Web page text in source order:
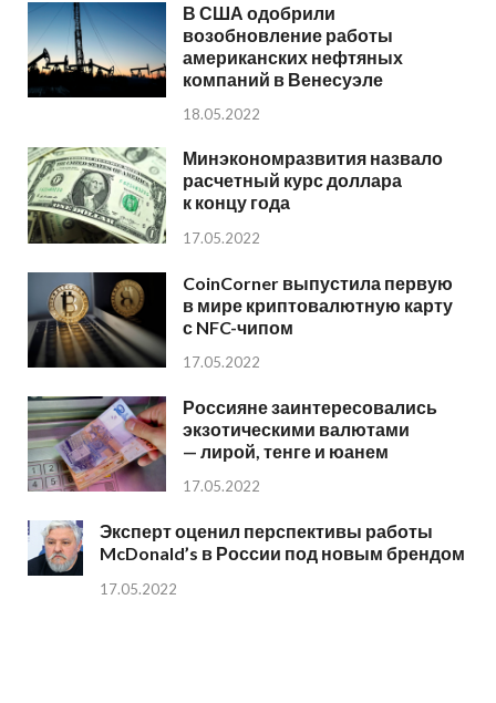
В США одобрили
возобновление работы
американских нефтяных
компаний в Венесуэле
18.05.2022
Минэкономразвития назвало
расчетный курс доллара
к концу года
17.05.2022
CoinCorner выпустила первую
в мире криптовалютную карту
с NFC-чипом
17.05.2022
Россияне заинтересовались
экзотическими валютами
— лирой, тенге и юанем
17.05.2022
Эксперт оценил перспективы работы
McDonald’s в России под новым брендом
17.05.2022